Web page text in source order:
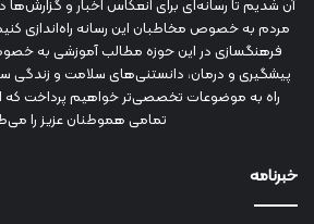
آن شدیم تا رسانه‌ای برای انعکاس اخبار و گزارش‌ها
مردم به خصوص مخاطبان این رسانه راه‌اندازی
فرهنگسازی در این حوزه مطالب آموزشی به
پیشگیری و درمان، دانستنی‌های سلامت و زندگی
راه به موضوعات تخصصی‌تر خواهیم پرداخت که
تمامی هموطنان عزیز را
خبرنامه